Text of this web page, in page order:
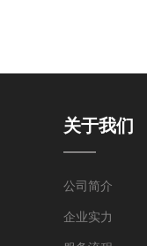
关于我们
公司简介
企业实力